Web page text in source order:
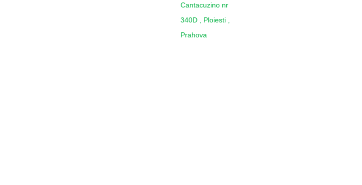
Cantacuzino nr
340D , Ploiesti ,
Prahova